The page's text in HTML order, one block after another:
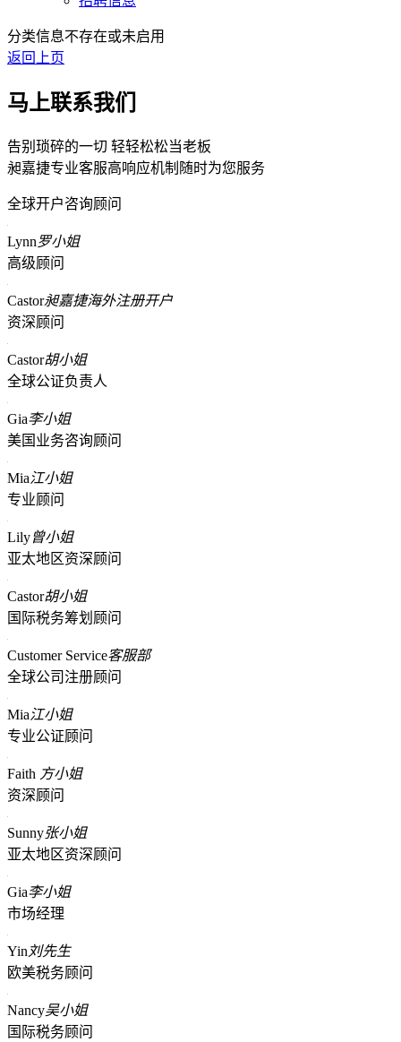
分类信息不存在或未启用
返回上页
马上联系我们
告别琐碎的一切 轻轻松松当老板
昶嘉捷专业客服高响应机制随时为您服务
全球开户咨询顾问
Lynn罗小姐
高级顾问
Castor昶嘉捷海外注册开户
资深顾问
Castor胡小姐
全球公证负责人
Gia李小姐
美国业务咨询顾问
Mia江小姐
专业顾问
Lily曾小姐
亚太地区资深顾问
Castor胡小姐
国际税务筹划顾问
Customer Service客服部
全球公司注册顾问
Mia江小姐
专业公证顾问
Faith 方小姐
资深顾问
Sunny张小姐
亚太地区资深顾问
Gia李小姐
市场经理
Yin 刘先生
欧美税务顾问
Nancy吴小姐
国际税务顾问